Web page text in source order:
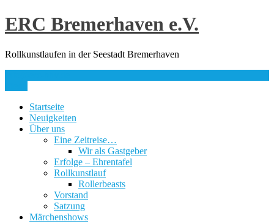
Skip
to
ERC Bremerhaven e.V.
Rollkunstlaufen in der Seestadt Bremerhaven
Startseite
Neuigkeiten
Über uns
Eine Zeitreise…
Wir als Gastgeber
Erfolge – Ehrentafel
Rollkunstlauf
Rollerbeasts
Vorstand
Satzung
Märchenshows